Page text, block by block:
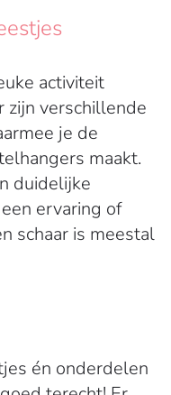
activiteit
zijn verschillende
je de
maakt.
duidelijke
ervaring of
schaar is meestal
én onderdelen